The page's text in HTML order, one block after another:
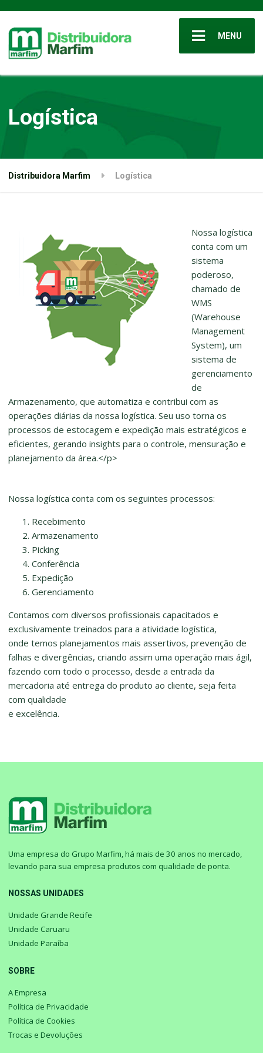
MENU
Logística
Distribuidora Marfim Logística
Nossa logística
conta com um
sistema
poderoso,
chamado de
WMS
(Warehouse
Management
System), um
sistema de
gerenciamento
de
Armazenamento, que automatiza e contribui com as
operações diárias da nossa logística. Seu uso torna os
processos de estocagem e expedição mais estratégicos e
eficientes, gerando insights para o controle, mensuração e
planejamento da área.</p>
Nossa logística conta com os seguintes processos:
Recebimento
Armazenamento
Picking
Conferência
Expedição
Gerenciamento
Contamos com diversos profissionais capacitados e
exclusivamente treinados para a atividade logística,
onde temos planejamentos mais assertivos, prevenção de
falhas e divergências, criando assim uma operação mais ágil,
fazendo com todo o processo, desde a entrada da
mercadoria até entrega do produto ao cliente, seja feita
com qualidade
e excelência.
Uma empresa do Grupo Marfim, há mais de 30 anos no mercado,
levando para sua empresa produtos com qualidade de ponta.
NOSSAS UNIDADES
Unidade Grande Recife
Unidade Caruaru
Unidade Paraíba
SOBRE
A Empresa
Política de Privacidade
Política de Cookies
Trocas e Devoluções